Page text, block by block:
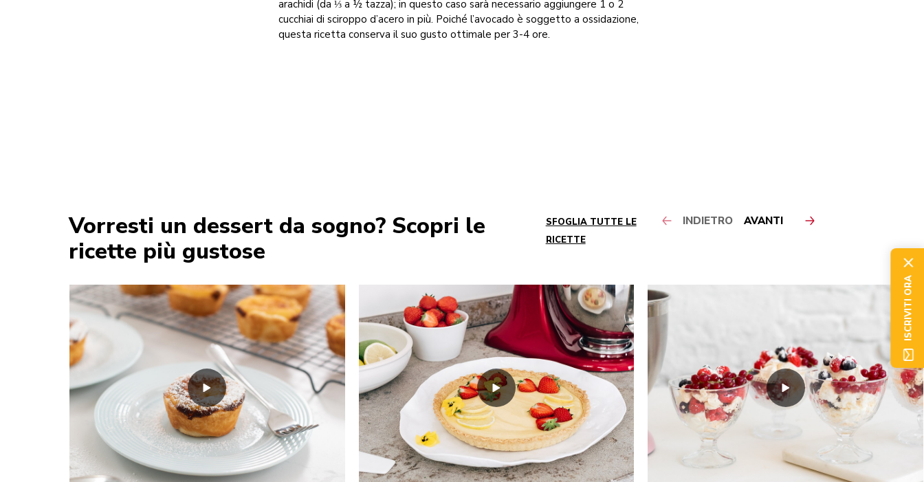
arachidi (da ⅓ a ½ tazza); in questo caso sarà necessario aggiungere 1 o 2
cucchiai di sciroppo d’acero in più. Poiché l’avocado è soggetto a ossidazione,
questa ricetta conserva il suo gusto ottimale per 3-4 ore.
Vorresti un dessert da sogno? Scopri le
ricette più gustose
SFOGLIA TUTTE LE
RICETTE
INDIETRO AVANTI
ISCRIVITI ORA